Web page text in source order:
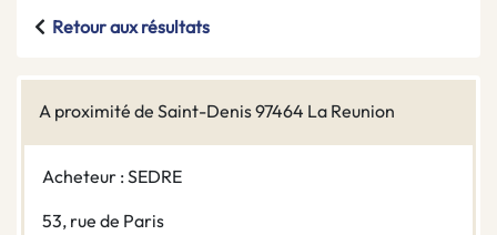
Retour aux résultats
A proximité de Saint-Denis 97464 La Reunion
Acheteur : SEDRE
53, rue de Paris